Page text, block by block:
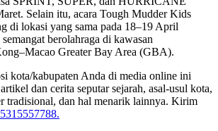
Selain itu, acara Tough Mudder Kids
di lokasi yang sama pada 18–19 April
berolahraga di kawasan
Greater Bay Area (GBA).
kota/kabupaten Anda di media online ini
dan cerita seputar sejarah, asal-usul kota,
tradisional, dan hal menarik lainnya. Kirim